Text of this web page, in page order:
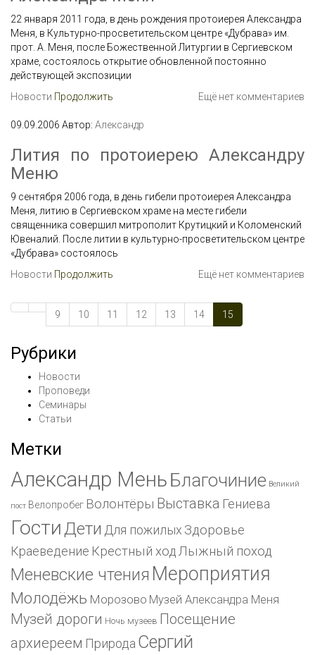
22 января 2011 года, в день рождения протоиерея Александра
Меня, в Культурно-просветительском центре «Дубрава» им.
прот. А. Меня, после Божественной Литургии в Сергиевском
храме, состоялось открытие обновленной постоянно
действующей экспозиции
Новости
Ещё нет комментариев
Продолжить
09.09.2006 Автор: Александр
Лития по протоиерею Александру
Меню
9 сентября 2006 года, в день гибели протоиерея Александра
Меня, литию в Сергиевском храме на месте гибели
священника совершил митрополит Крутицкий и Коломенский
Ювеналий. После литии в культурно-просветительском центре
«Дубрава» состоялось
Новости
Ещё нет комментариев
Продолжить
9 10 11 12 13 14 15
Рубрики
Новости
Проповеди
Семинары
Статьи
Метки
Александр Мень Благочиние Великий
пост Велопробег Волонтёры Выставка Гениева
ГостиДети Для пожилых Здоровье
Краеведение Крестный ход Лыжный поход
Меневские чтения Мероприятия
Молодёжь Морозово Музей Александра Меня
Музей дороги Ночь музеев Посещение
архиереем Природа Сергий